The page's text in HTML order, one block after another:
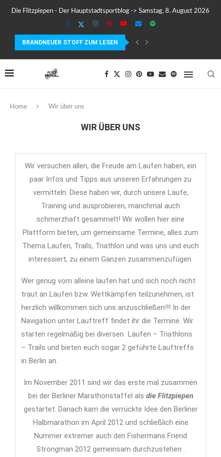
Die Flitzpiepen - Der Hauptstadtsportblog -> Samstag, 8. August 2026
BRANDNEUER STOFF ZUM LESEN
WARUM LÄUFER AUFHÖREN MÜSSEN, SICH ZU MOTIVIEREN
Home Wir über uns
WIR ÜBER UNS
Wir versuchen allen, die Freude am Laufen haben, ein
paar Infos und Tipps aus unseren Erfahrungen zu
vermitteln. Diese haben wir, durch unsere Läufe,
Training und ausprobieren, manchmal auch
schmerzhaft gesammelt! Wir wollen hier eine
Plattform bieten, um gemeinsame Termine, alles zum
Thema Laufen, Trails, Triathlon und was uns und euch
interessiert, zu einem Ganzen zusammenzufügen.
Wer genug vom alleine laufen hat und sich noch nicht
traut an Läufen bzw. Wettkämpfen teilzunehmen, ist
herzlich willkommen sich uns anzuschließen!!! In der
Navigation unter Lauftreff findet ihr die Termine. Wir
starten regelmäßig bei diversen Läufen – Triathlons
– Trails und bieten euch sogar 2 geführte Lauftreffs
in Berlin an.
Im November 2011 sind wir das erste mal zusammen
bei der Berliner Marathonstaffel als die Flitzpiepen
gestartet. Danach kam die verrückte Idee den Berliner
Halbmarathon im April 2012 und schließlich eine
Nummer extremer auch den Fishermans Friend
Strongman 2012 gemeinsam durchzustehen .